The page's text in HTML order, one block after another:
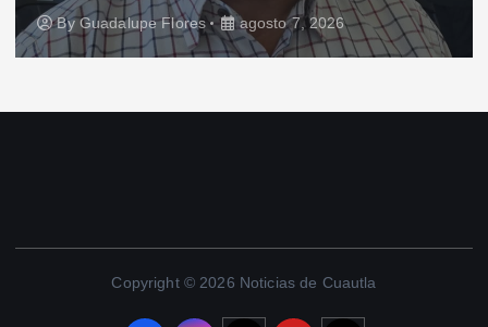
ByGuadalupe Flores agosto 7, 2026
Copyright © 2026 Noticias de Cuautla